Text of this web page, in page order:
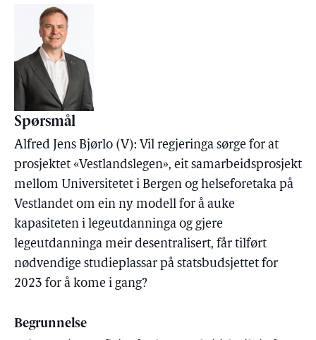
Spørsmål
Alfred Jens Bjørlo (V): Vil regjeringa sørge for at
prosjektet «Vestlandslegen», eit samarbeidsprosjekt
mellom Universitetet i Bergen og helseforetaka på
Vestlandet om ein ny modell for å auke
kapasiteten i legeutdanninga og gjere
legeutdanninga meir desentralisert, får tilført
nødvendige studieplassar på statsbudsjettet for
2023 for å kome i gang?
Begrunnelse